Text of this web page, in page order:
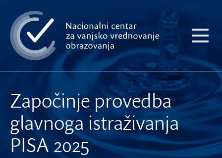
na
glavni
sadržaj
Započinje provedba
glavnoga istraživanja
PISA 2025